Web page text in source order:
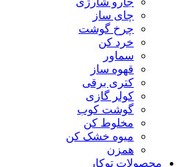
چای ساز
چرخ گوشت
خرد کن
سماور
قهوه ساز
کتری برقی
کولر گازی
گوشت کوب
مخلوط کن
میوه خشک کن
همزن
محصولات توکار